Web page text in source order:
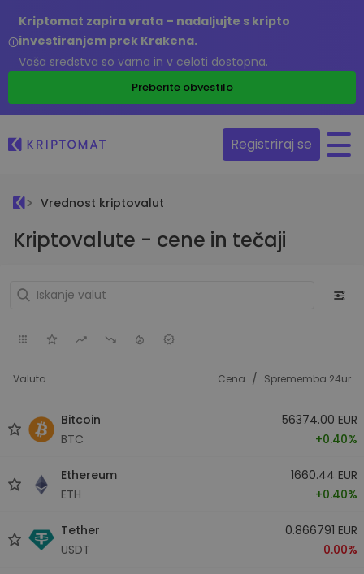
Kriptomat zapira vrata – nadaljujte s kripto
investiranjem prek Krakena.
Vaša sredstva so varna in v celoti dostopna.
Preberite obvestilo
Registriraj se
Vrednost kriptovalut
Kriptovalute - cene in tečaji
Valuta Cena / Sprememba 24ur
Bitcoin
BTC
56374.00 EUR
+0.40%
Ethereum
ETH
1660.44 EUR
+0.40%
Tether
USDT
0.866791 EUR
0.00%